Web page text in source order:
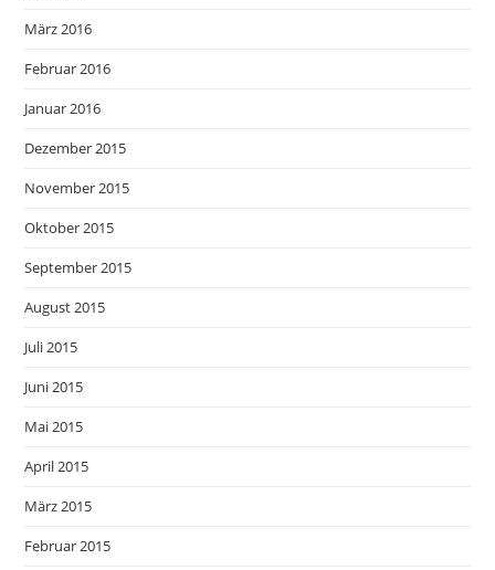
März 2016
Februar 2016
Januar 2016
Dezember 2015
November 2015
Oktober 2015
September 2015
August 2015
Juli 2015
Juni 2015
Mai 2015
April 2015
März 2015
Februar 2015